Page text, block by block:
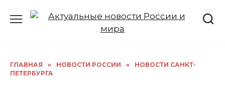
ГЛАВНАЯ » НОВОСТИ РОССИИ »
НОВОСТИ САНКТ-
ПЕТЕРБУРГА